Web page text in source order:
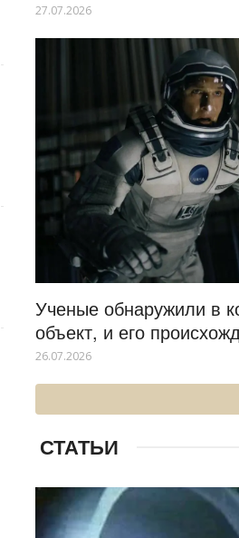
27.07.2026
Ученые обнаружили в
объект, и его
26.07.2026
СТАТЬИ